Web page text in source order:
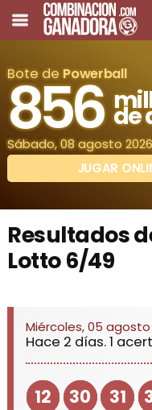
Bote de Powerball
856 de
Sábado, 08 agosto 2026
JUGAR
Resultados
Lotto 6/49
Miércoles, 05 agosto
Hace 2 días. 1
12 30 31